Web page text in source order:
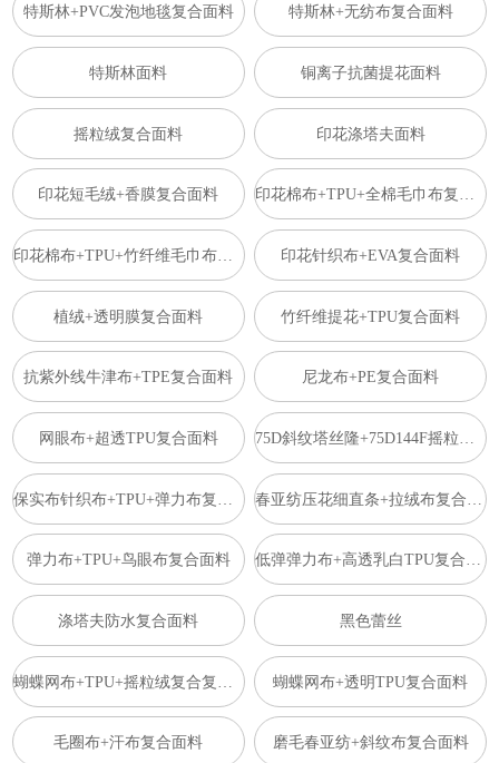
特斯林+PVC发泡地毯复合面料 特斯林+无纺布复合面料
特斯林面料 铜离子抗菌提花面料
摇粒绒复合面料 印花涤塔夫面料
印花短毛绒+香膜复合面料 印花棉布+TPU+全棉毛巾布复合面料
印花针织布+EVA复合面料
植绒+透明膜复合面料 竹纤维提花+TPU复合面料
抗紫外线牛津布+TPE复合面料 尼龙布+PE复合面料
网眼布+超透TPU复合面料
弹力布+TPU+鸟眼布复合面料 低弹弹力布+高透乳白TPU复合面料
涤塔夫防水复合面料 黑色蕾丝
蝴蝶网布+透明TPU复合面料
毛圈布+汗布复合面料 磨毛春亚纺+斜纹布复合面料